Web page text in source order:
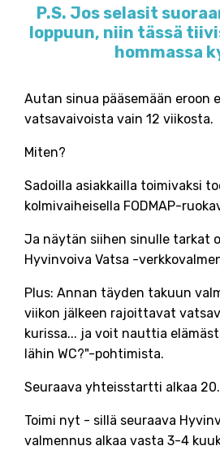
P.S. Jos selasit
loppuun, niin tässä
hommassa
Autan sinua pääsemään eroon
vatsavaivoista vain 12 viikosta.
Miten?
Sadoilla asiakkailla toimivaksi
kolmivaiheisella FODMAP-
Ja näytän siihen sinulle tarkat
Hyvinvoiva Vatsa -
Plus: Annan täyden takuun
viikon jälkeen rajoittavat
kurissa... ja voit nauttia
lähin WC?"-pohtimista.
Seuraava yhteisstartti alkaa
Toimi nyt - sillä seuraava
valmennus alkaa vasta 3-4